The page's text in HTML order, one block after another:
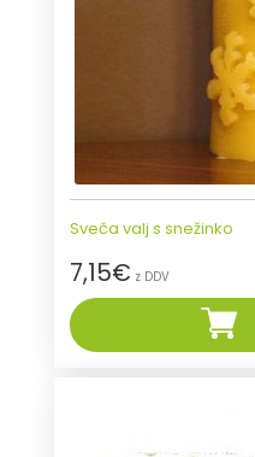
Sveča valj s snežinko
7,15€ z DDV